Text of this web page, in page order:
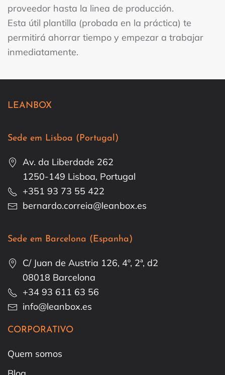
proveedor hasta la linea de producción.
Esta útil plantilla (probada en la práctica) te
permitirá ahorrar tiempo y empezar a trabajar
inmediatamente.
LEANBOX
Sede em Lisboa (Portugal)
Av. da Liberdade 262
1250-149 Lisboa, Portugal
+351 93 73 55 422
bernardo.correia@leanbox.es
Sede em Barcelona (Espanha)
C/ Juan de Austria 126, 4º, 2ª, d2
08018 Barcelona
+34 93 611 63 56
info@leanbox.es
CORPORATIVO
Quem somos